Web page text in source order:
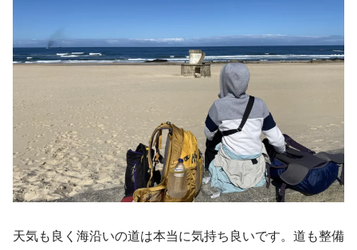
天気も良く海沿いの道は本当に気持ち良いです。道も整備